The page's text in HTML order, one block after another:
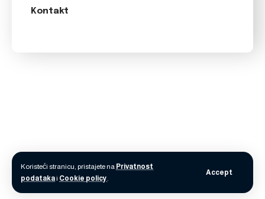
Koristeći stranicu, pristajete na Privatnost
podatakai Cookie policy.
Accept
Kontakt